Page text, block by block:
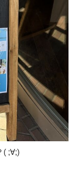
( ;∀;)